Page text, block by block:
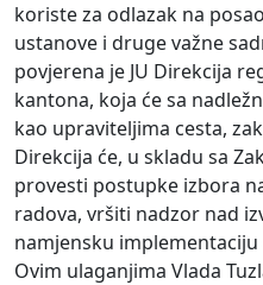
koriste za odlazak na
ustanove i druge važne
povjerena je JU Direkcija
kantona, koja će sa
kao upraviteljima cesta,
Direkcija će, u skladu sa
provesti postupke izbora
radova, vršiti nadzor nad
namjensku
Ovim ulaganjima Vlada